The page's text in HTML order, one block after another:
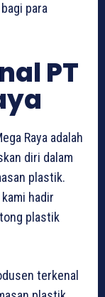
para
PT
Raya adalah
diri dalam
plastik.
hadir
plastik
terkenal